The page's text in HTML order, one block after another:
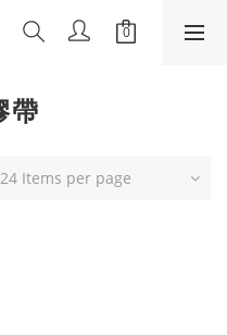
帶
24 Items per page